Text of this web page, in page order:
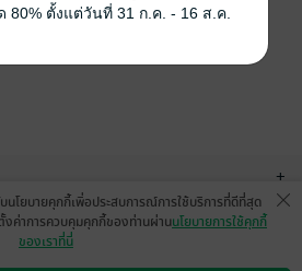
+
นโยบายคุกกี้เพื่อประสบการณ์การใช้บริการที่ดีที่สุด
งค่าการควบคุมคุกกี้ของท่านผ่านนโยบายการใช้คุกกี้
ของเราที่นี่
ตั้งแต่วันที่ 31 ก.ค. - 16 ส.ค.